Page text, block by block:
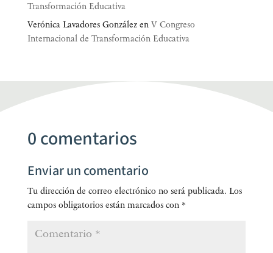
Transformación Educativa
Verónica Lavadores Gonzálezen V Congreso
Internacional de Transformación Educativa
0 comentarios
Enviar un comentario
Tu dirección de correo electrónico no será publicada. Los
campos obligatorios están marcados con *